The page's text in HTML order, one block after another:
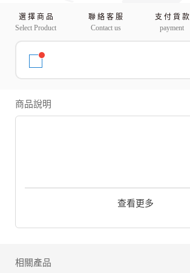
選 擇 商 品
Select Product
聯 絡 客 服
Contact us
支 付 貨 款
payment
商品說明
查看更多
相關產品